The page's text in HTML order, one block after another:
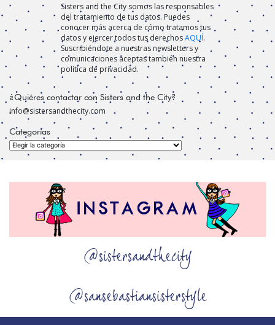
Sisters and the City somos las responsables
del tratamiento de tus datos. Puedes
conocer más acerca de cómo tratamos tus
datos y ejercer todos tus derechosAQUÍ.
Suscribiéndote a nuestras newsletters y
comunicaciones aceptas también nuestra
política de privacidad.
¿Quiéres contactar con Sisters and the City?
info@sistersandthecity.com
Categorías
Categorías
@sistersandthecity
@sansebastiansisterstyle